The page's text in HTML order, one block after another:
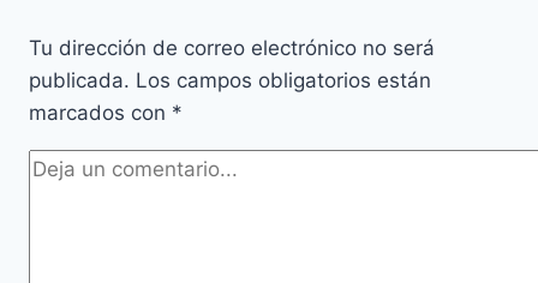
Tu dirección de correo electrónico no será
publicada. Los campos obligatorios están
marcados con *